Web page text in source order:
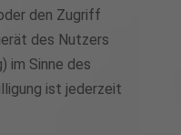
den Zugriff
des Nutzers
im Sinne des
ist jederzeit